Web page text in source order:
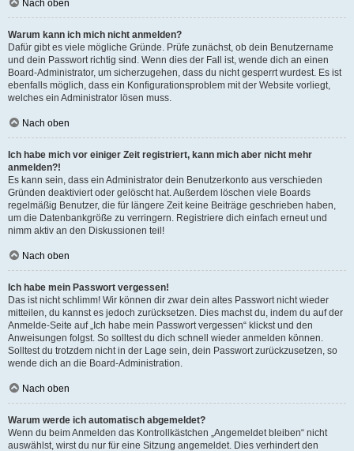
Nach oben
Warum kann ich mich nicht anmelden?
Dafür gibt es viele mögliche Gründe. Prüfe zunächst, ob dein Benutzername
und dein Passwort richtig sind. Wenn dies der Fall ist, wende dich an einen
Board-Administrator, um sicherzugehen, dass du nicht gesperrt wurdest. Es ist
ebenfalls möglich, dass ein Konfigurationsproblem mit der Website vorliegt,
welches ein Administrator lösen muss.
Nach oben
Ich habe mich vor einiger Zeit registriert, kann mich aber nicht mehr
anmelden?!
Es kann sein, dass ein Administrator dein Benutzerkonto aus verschieden
Gründen deaktiviert oder gelöscht hat. Außerdem löschen viele Boards
regelmäßig Benutzer, die für längere Zeit keine Beiträge geschrieben haben,
um die Datenbankgröße zu verringern. Registriere dich einfach erneut und
nimm aktiv an den Diskussionen teil!
Nach oben
Ich habe mein Passwort vergessen!
Das ist nicht schlimm! Wir können dir zwar dein altes Passwort nicht wieder
mitteilen, du kannst es jedoch zurücksetzen. Dies machst du, indem du auf der
Anmelde-Seite auf „Ich habe mein Passwort vergessen“ klickst und den
Anweisungen folgst. So solltest du dich schnell wieder anmelden können.
Solltest du trotzdem nicht in der Lage sein, dein Passwort zurückzusetzen, so
wende dich an die Board-Administration.
Nach oben
Warum werde ich automatisch abgemeldet?
Wenn du beim Anmelden das Kontrollkästchen „Angemeldet bleiben“ nicht
auswählst, wirst du nur für eine Sitzung angemeldet. Dies verhindert den